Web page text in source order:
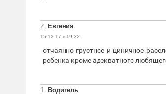
2. Евгения
15.12.17 в 19:22
отчаянно грустное и циничное
ребенка кроме адекватного
1. Водитель